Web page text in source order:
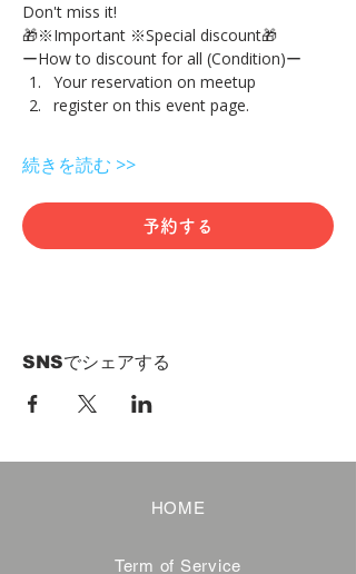
Don't miss it!
🎁※Important ※Special discount🎁
ーHow to discount for all (Condition)ー
Your reservation on meetup
register on this event page.
続きを読む >>
予約する
SNSでシェアする
HOME
Term of Service